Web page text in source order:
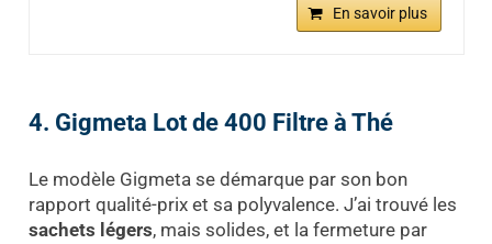
En savoir plus
4. Gigmeta Lot de 400 Filtre à Thé
Le modèle Gigmeta se démarque par son bon
rapport qualité-prix et sa polyvalence. J’ai trouvé les
sachets légers, mais solides, et la fermeture par